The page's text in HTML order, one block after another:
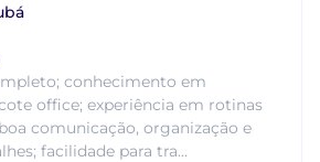
conhecimento em
office; experiência em rotinas
comunicação, organização e
facilidade para tra...